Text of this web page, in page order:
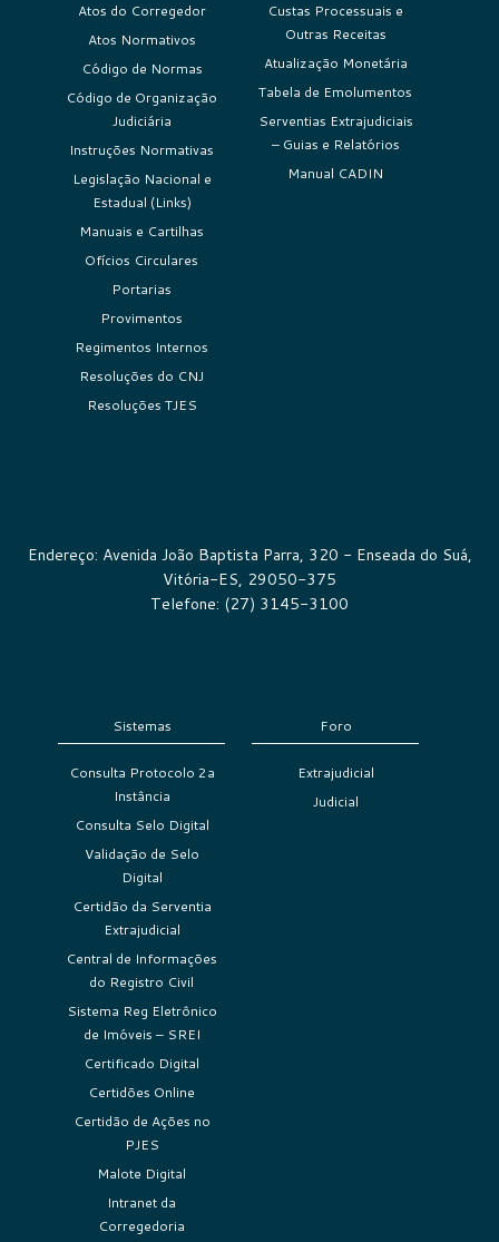
Atos do Corregedor
Atos Normativos
Código de Normas
Código de Organização
Judiciária
Instruções Normativas
Legislação Nacional e
Estadual (Links)
Manuais e Cartilhas
Ofícios Circulares
Portarias
Provimentos
Regimentos Internos
Resoluções do CNJ
Resoluções TJES
Custas Processuais e
Outras Receitas
Atualização Monetária
Tabela de Emolumentos
Serventias Extrajudiciais
– Guias e Relatórios
Manual CADIN
Endereço: Avenida João Baptista Parra, 320 - Enseada do Suá,
Vitória-ES, 29050-375
Telefone: (27) 3145-3100
Sistemas
Consulta Protocolo 2a
Instância
Consulta Selo Digital
Validação de Selo
Digital
Certidão da Serventia
Extrajudicial
Central de Informações
do Registro Civil
Sistema Reg Eletrônico
de Imóveis – SREI
Certificado Digital
Certidões Online
Certidão de Ações no
PJES
Malote Digital
Intranet da
Corregedoria
Foro
Extrajudicial
Judicial